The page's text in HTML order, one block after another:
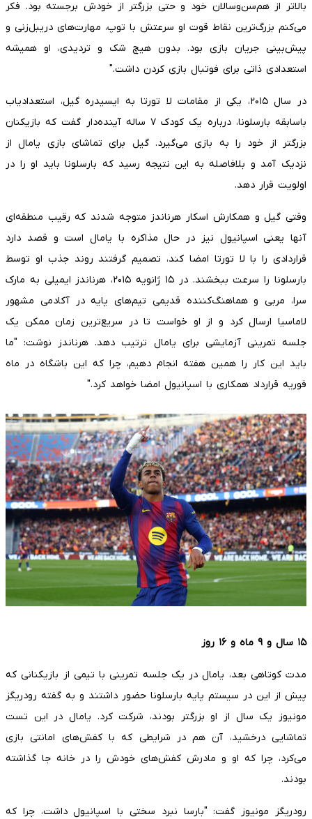
بالاتر از هم‌سن‌وسالان خود و حتی بزرگتر از خودش برجسته بود. فکر
می‌کنم بزرگ‌ترین نقاط قوت او سرعتش با توپ، مهارت‌های دریبل‌زنی و
پیش‌بینی جریان بازی بود. بدون هیچ شک و تردیدی، او همیشه
استعدادی ذاتی برای فوتبال بازی کردن داشت."
در سال ۲۰۱۵، یکی از مقامات لا تورتا به ایسیدره گیل، استعداد‌یاب
باسابقه بارسلونا، درباره یک کودک ۷ ساله آینده‌دار گفت که بازیکنان
بزرگتر از خود را به بازی می‌گیرد. گیل برای تماشای بازی یامال از
نزدیک آمد و بلافاصله به این نتیجه رسید که بارسلونا باید او را در
اولویت قرار دهد.
وقتی گیل و همکارش اسکار هرناندز متوجه شدند که رقیب منطقه‌ای
آنها یعنی اسپانیول نیز در حال مذاکره با یامال است و قصد دارد
قراردادی را با لا تورتا امضا کند، تصمیم گرفتند روند جذب او توسط
بارسلونا را سرعت ببخشند. در ۱۵ ژانویه ۲۰۱۵، هرناندز ایمیلی به مارک
سرا، مربی و هماهنگ‌کننده قدیمی تیم‌های پایه در آکادمی مشهور
لاماسیا ارسال کرد و از او خواست تا در سریع‌ترین زمان ممکن یک
جلسه تمرینی آزمایشی برای یامال ترتیب دهد. هرناندز نوشت: "ما
باید این کار را همین هفته انجام دهیم، چرا که این باشگاه در ماه
فوریه قرارداد همکاری با اسپانیول امضا خواهد کرد."
۱۵ سال و ۹ ماه و۱۶ روز
مدت کوتاهی بعد، یامال در یک جلسه تمرینی با تیمی از بازیکنانی که
پیش از این در سیستم پایه بارسلونا حضور داشتند و به گفته رودریگز
مونیوز یک سال از او بزرگتر بودند، شرکت کرد. یامال در این تست
تماشایی درخشید، آن هم در شرایطی که با کفش‌های امانتی بازی
می‌کرد، چرا که او و مادرش کفش‌های خودش را در خانه جا گذاشته
بودند.
رودریگز مونیوز گفت: "بارسا نبرد سختی با اسپانیول داشت، چرا که